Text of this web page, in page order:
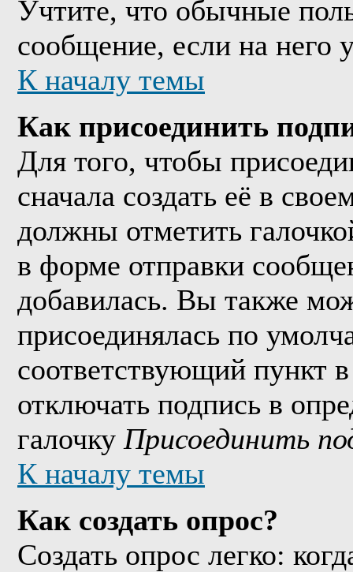
Учтите, что обычные
сообщение, если на него
К началу темы
Как присоединить
Для того, чтобы
сначала создать её в
должны отметить
в форме отправки
добавилась. Вы также
присоединялась по
соответствующий пункт
отключать подпись в
галочку Присоединить
К началу темы
Как создать опрос?
Создать опрос легко: